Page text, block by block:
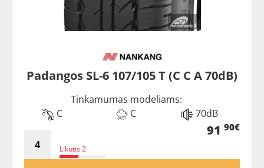
Padangos SL-6 107/105 T (C C A 70dB)
Tinkamumas modeliams:
C
C 70dB
Likutis 2
91 90€